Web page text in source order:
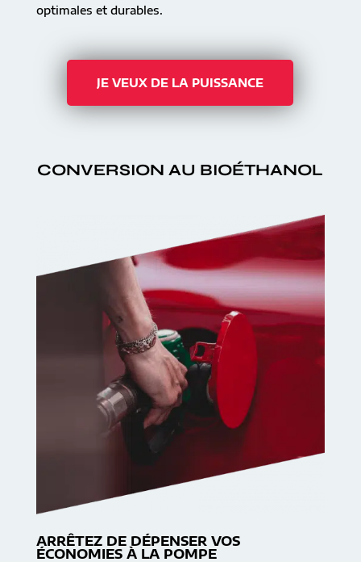
optimales et durables.
JE VEUX DE LA PUISSANCE
CONVERSION AU BIOÉTHANOL
ARRÊTEZ DE DÉPENSER VOS
ÉCONOMIES À LA POMPE